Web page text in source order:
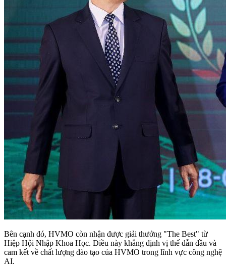
Bên cạnh đó, HVMO còn nhận được giải thưởng "The Best" từ
Hiệp Hội Nhập Khoa Học. Điều này khẳng định vị thế dẫn đầu và
cam kết về chất lượng đào tạo của HVMO trong lĩnh vực công nghệ
AI.